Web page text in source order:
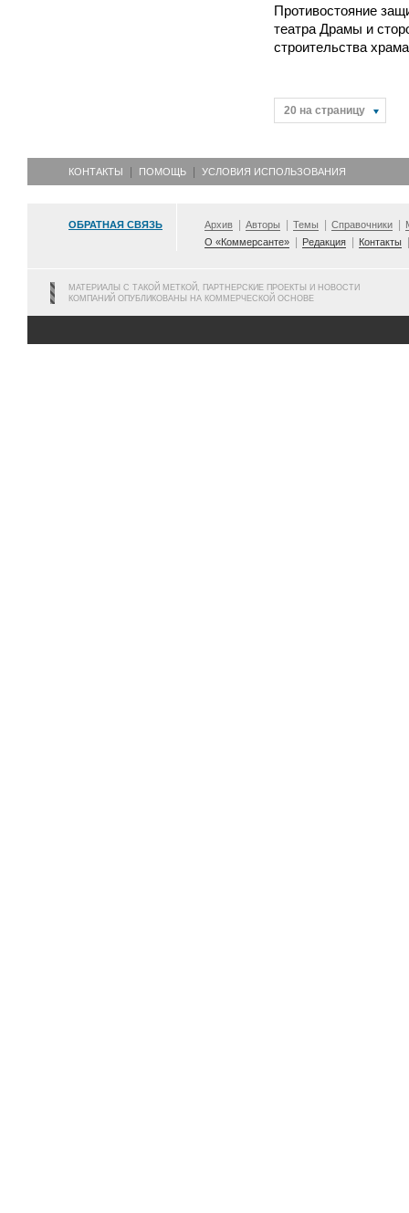
Противостояние
театра Драмы и
строительства
20 на страницу
КОНТАКТЫ ПОМОЩЬ УСЛОВИЯ ИСПОЛЬЗОВАНИЯ
ОБРАТНАЯ СВЯЗЬ Архив Авторы Темы Справочники
О «Коммерсанте»
Редакция Контакты
МАТЕРИАЛЫ С ТАКОЙ МЕТКОЙ, ПАРТНЕРСКИЕ ПРОЕКТЫ И НОВОСТИ
КОМПАНИЙ ОПУБЛИКОВАНЫ НА КОММЕРЧЕСКОЙ ОСНОВЕ